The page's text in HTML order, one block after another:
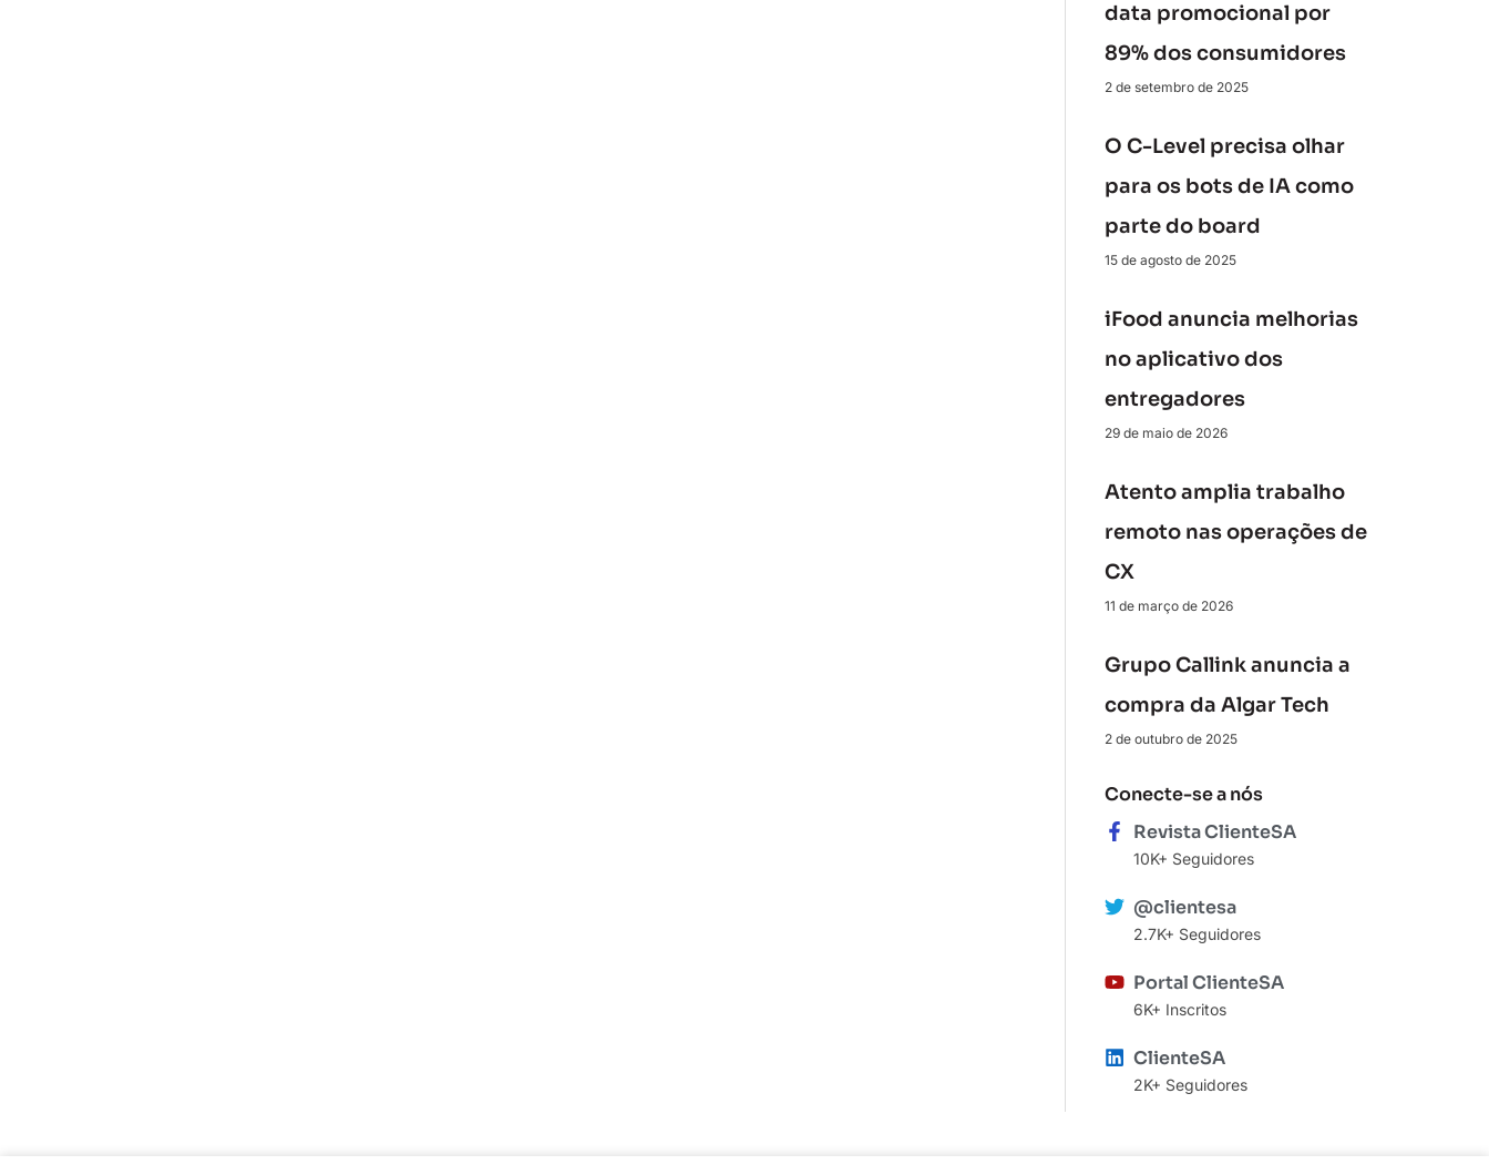
data promocional por
89% dos consumidores
2 de setembro de 2025
O C-Level precisa olhar
para os bots de IA como
parte do board
15 de agosto de 2025
iFood anuncia melhorias
no aplicativo dos
entregadores
29 de maio de 2026
Atento amplia trabalho
remoto nas operações de
CX
11 de março de 2026
Grupo Callink anuncia a
compra da Algar Tech
2 de outubro de 2025
Conecte-se a nós
Revista ClienteSA
10K+ Seguidores
@clientesa
2.7K+ Seguidores
Portal ClienteSA
6K+ Inscritos
ClienteSA
2K+ Seguidores